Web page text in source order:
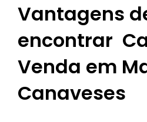
Vantagens
encontrar
Venda em
Canaveses